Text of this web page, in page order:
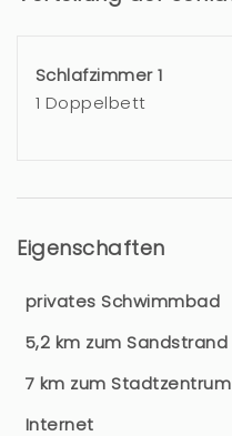
Schlafzimmer 1
1 Doppelbett
Eigenschaften
privates Schwimmbad
5,2 km zum Sandstrand
7 km zum Stadtzentrum
Internet